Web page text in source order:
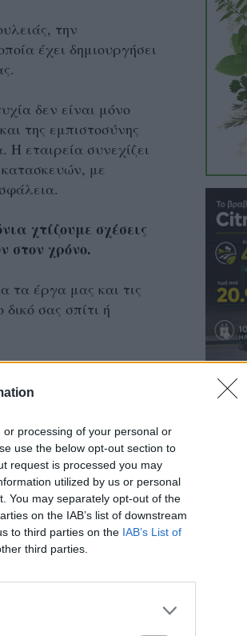
processing of your personal or
use the below opt-out section to
request is processed you may
utilized by us or personal
You may separately opt-out of the
on the IAB’s list of downstream
to third parties on the IAB’s List of
third parties.
την
έχει δημιουργήσει
δεν είναι μόνο
της εμπιστοσύνης
εταιρεία συνεχίζει
με
χτίζουμε σχέσεις
στον χρόνο.
τα έργα μας και τις
σας σπίτι ή